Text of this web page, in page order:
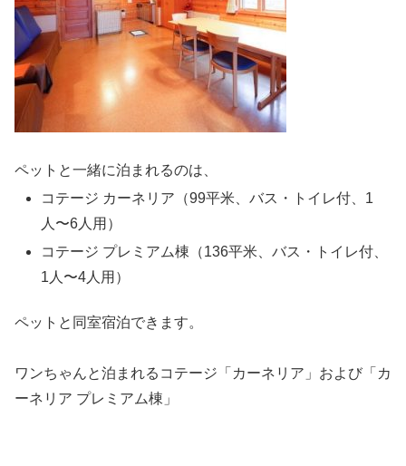
ペットと一緒に泊まれるのは、
コテージ カーネリア（99平米、バス・トイレ付、1
人〜6人用）
コテージ プレミアム棟（136平米、バス・トイレ付、
1人〜4人用）
ペットと同室宿泊できます。
ワンちゃんと泊まれるコテージ「カーネリア」および「カ
ーネリア プレミアム棟」